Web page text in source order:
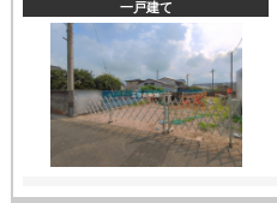
一戸建て